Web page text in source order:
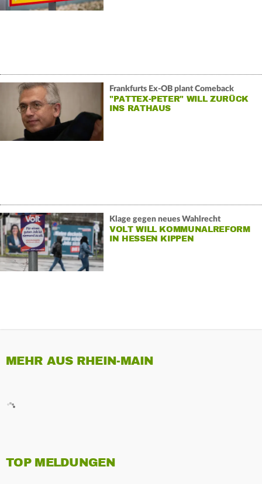
Frankfurts Ex-OB plant Comeback
"PATTEX-PETER" WILL ZURÜCK
INS RATHAUS
Klage gegen neues Wahlrecht
VOLT WILL KOMMUNALREFORM
IN HESSEN KIPPEN
MEHR AUS RHEIN-MAIN
TOP MELDUNGEN